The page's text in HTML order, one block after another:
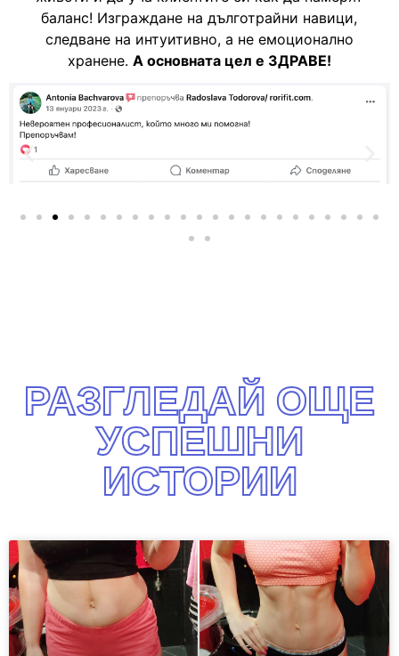
баланс! Изграждане на дълготрайни навици,
следване на интуитивно, а не емоционално
хранене. А основната цел е ЗДРАВЕ!
ТРЕНИРОВКИ ХРАНИТЕЛНИ РЕЖИМИ
РАЗГЛЕДАЙ ОЩЕ
УСПЕШНИ
ИСТОРИИ